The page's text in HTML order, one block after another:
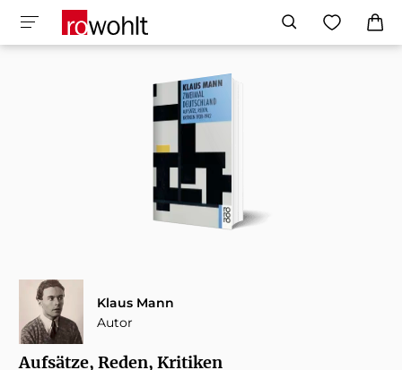
Klaus Mann
Autor
Aufsätze, Reden, Kritiken